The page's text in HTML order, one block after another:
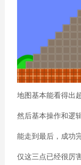
地图基本能看得出
然后基本操作和逻
能走到最后，成功
仅这三点已经很厉害